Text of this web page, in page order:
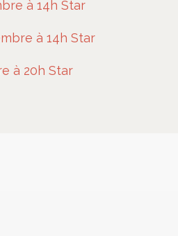
à 14h Star
à 14h Star
à 20h Star